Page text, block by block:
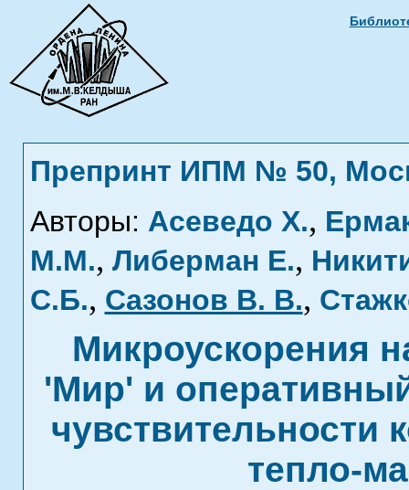
Препринт ИПМ № 50,
Авторы: Асеведо Х.,
М.М., Либерман Е.,
С.Б., Сазонов В. В.,
Микроускорения
'Мир' и
чувствительности
тепло-